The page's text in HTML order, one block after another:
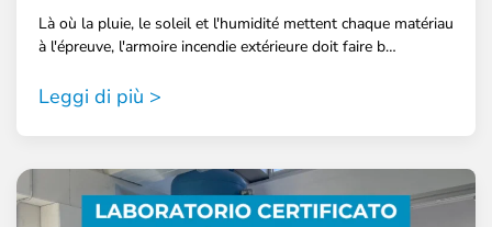
Là où la pluie, le soleil et l'humidité mettent chaque matériau
à l'épreuve, l'armoire incendie extérieure doit faire b…
Leggi di più >